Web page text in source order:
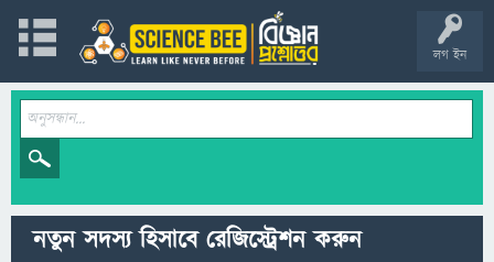
লগ ইন
নতুন সদস্য হিসাবে রেজিস্ট্রেশন করুন